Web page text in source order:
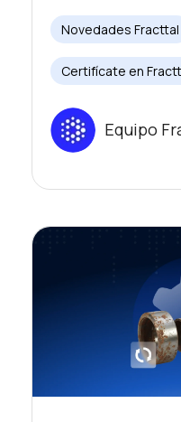
Novedades Fracttal
Certifícate en
Equipo